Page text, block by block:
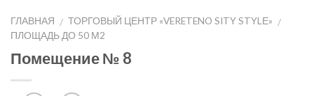
ГЛАВНАЯ / ТОРГОВЫЙ ЦЕНТР «VERETENO SITY STYLЕ» /
ПЛОЩАДЬ ДО 50 М2
Помещение № 8